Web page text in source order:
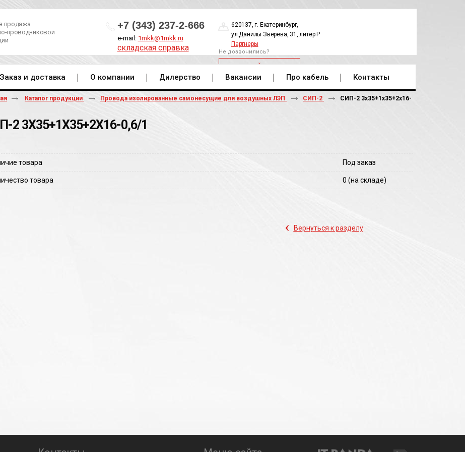
продажа
проводниковой
+7 (343) 237-2-666
e-mail: 1mkk@1mkk.ru
складская справка
620137, г. Екатеринбург,
ул.Данилы Зверева, 31, литер Р
Партнеры
Не дозвонились?
ОБРАТНЫЙ ЗВОНОК
Заказ и доставка О компании Дилерство Вакансии Про кабель Контакты
Каталог продукции Провода изолированные самонесущие для воздушных ЛЭП СИП-2
СИП-2 3х35+1х35+2х16-
2 3Х35+1Х35+2Х16-0,6/1
товара Под заказ
товара 0 (на складе)
‹ Вернуться к разделу